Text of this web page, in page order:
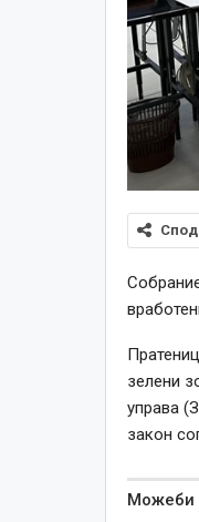
зелени
управа
закон
Можеби